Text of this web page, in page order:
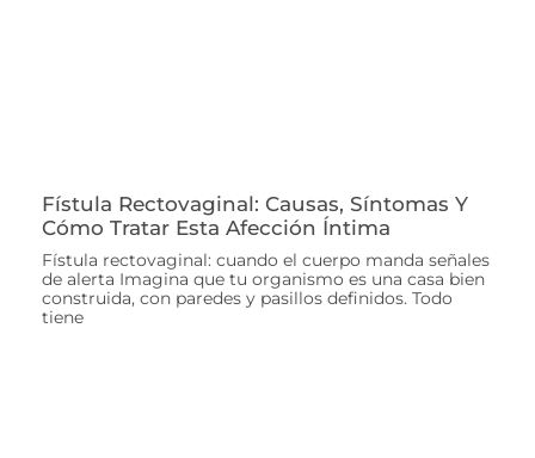
Fístula Rectovaginal: Causas, Síntomas Y
Cómo Tratar Esta Afección Íntima
Fístula rectovaginal: cuando el cuerpo manda señales
de alerta Imagina que tu organismo es una casa bien
construida, con paredes y pasillos definidos. Todo
tiene